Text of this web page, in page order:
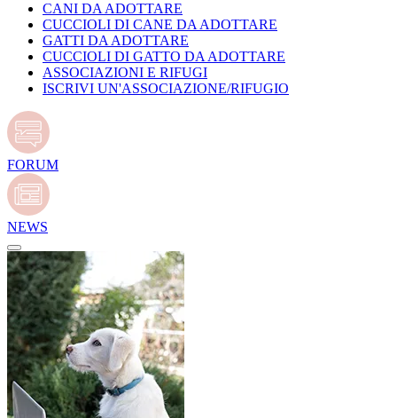
CANI DA ADOTTARE
CUCCIOLI DI CANE DA ADOTTARE
GATTI DA ADOTTARE
CUCCIOLI DI GATTO DA ADOTTARE
ASSOCIAZIONI E RIFUGI
ISCRIVI UN'ASSOCIAZIONE/RIFUGIO
FORUM
NEWS